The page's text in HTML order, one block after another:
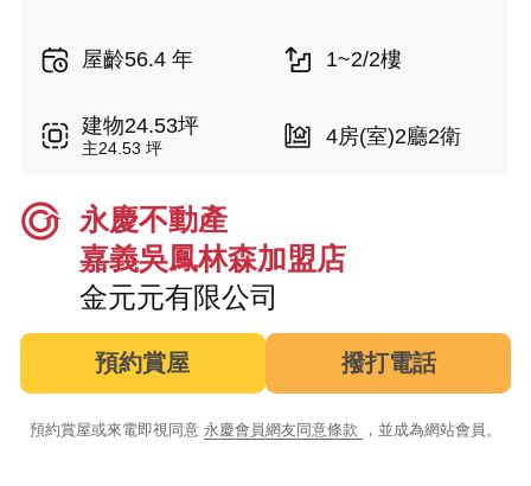
屋齡56.4 年 1~2/2樓
建物24.53坪
主24.53 坪 4房(室)2廳2衛
永慶不動產
嘉義吳鳳林森加盟店
金元元有限公司
預約賞屋 撥打電話
預約賞屋或來電即視同意 永慶會員網友同意條款 ，並成為網站會員。